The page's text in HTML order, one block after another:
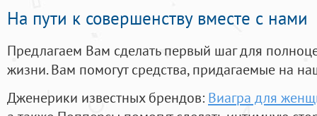
На пути к совершенству вместе с нами
Предлагаем Вам сделать первый шаг для
жизни. Вам помогут средства, придагаемые на
Дженерики известных брендов: Виагра для